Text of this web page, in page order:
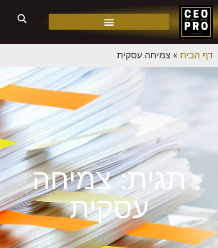
דף הבית » צמיחה עסקית
תגית: צמיחה
עסקית